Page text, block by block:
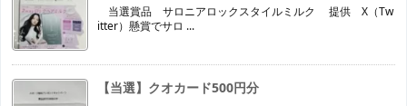
当選賞品 サロニアロックスタイルミルク 提供 X（Tw
itter）懸賞でサロ ...
【当選】クオカード500円分